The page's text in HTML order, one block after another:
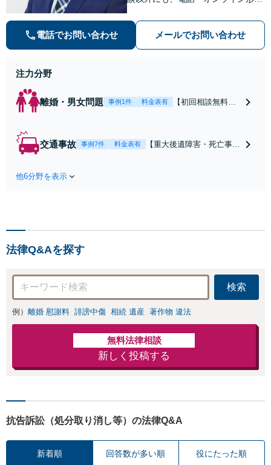
弁護士にご相談頂くことで、今のご
不安が和らぐとともに、問題解決の
ために前に進むことができます。
電話でお問い合わせ メールでお問い合わせ
注力分野
離婚・男女問題 事例1件 料金表有
【初回相談無料】
条件で離婚ができ
交通事故 事例7件 料金表有
【重大後遺障害・死亡事案
応・納得できる解決を」
他6分野を表示
法律Q&Aを探す
検索
例） 離婚 慰謝料 誹謗中傷 相続 遺産 著作物 違法
無料法律相談
新しく投稿する
抗告訴訟（処分取り消し等）の法律Q&A
新着順 回答数が多い順 役にたった順